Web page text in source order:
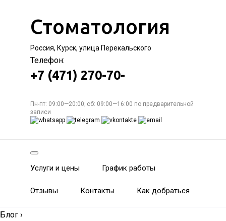
Стоматология
Россия, Курск, улица Перекальского
Телефон:
+7 (471) 270-70-
Пн-пт: 09:00—20:00; сб: 09:00—16:00 по предварительной
записи
Услуги и цены График работы
Отзывы Контакты Как добраться
Блог ›